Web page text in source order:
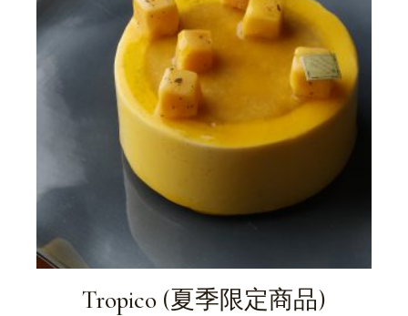
Tropico (夏季限定商品)